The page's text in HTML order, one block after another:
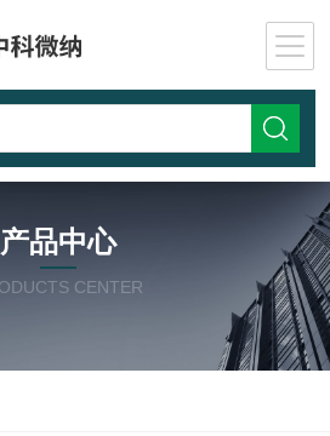
产品中心
CENTER